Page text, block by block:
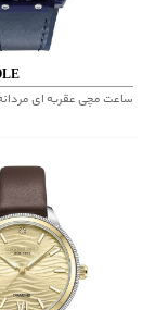
ساعت مچی عقربه ای مردانه